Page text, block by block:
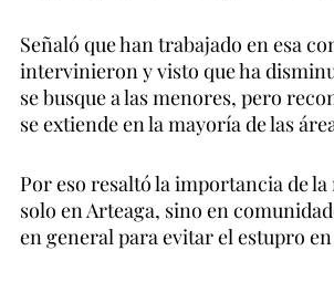
Señaló que han trabajado en esa
intervinieron y visto que ha
se busque a las menores, pero
se extiende en la mayoría de las
Por eso resaltó la importancia de
solo en Arteaga, sino en
en general para evitar el estupro